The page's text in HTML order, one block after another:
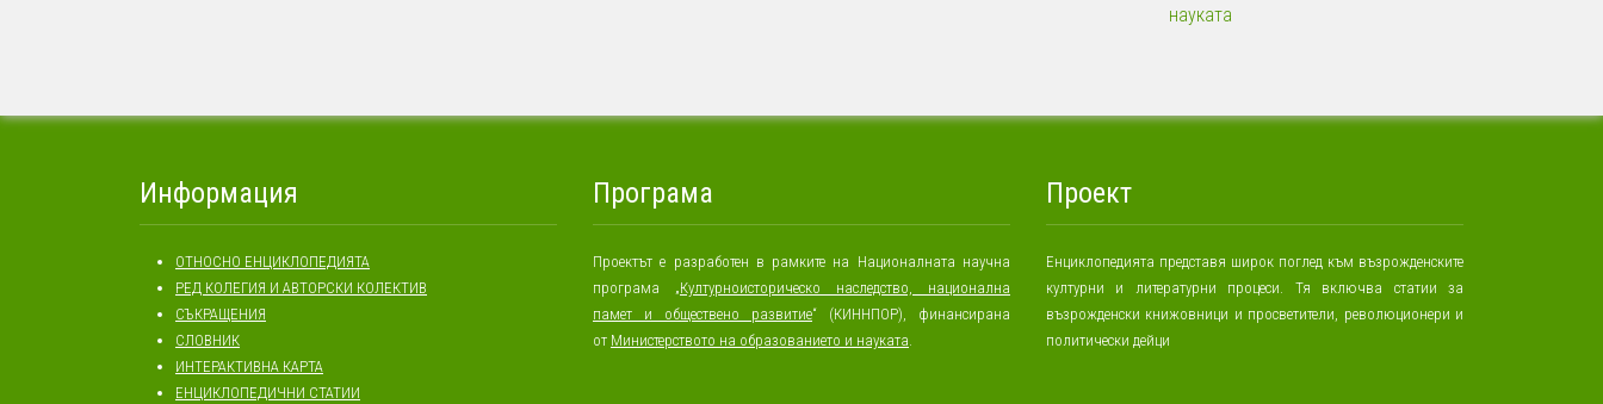
науката
Информация
ОТНОСНО ЕНЦИКЛОПЕДИЯТА
РЕД КОЛЕГИЯ И АВТОРСКИ КОЛЕКТИВ
СЪКРАЩЕНИЯ
СЛОВНИК
ИНТЕРАКТИВНА КАРТА
ЕНЦИКЛОПЕДИЧНИ СТАТИИ
Програма
Проектът е разработен в рамките на Националната научна
програма „Културноисторическо наследство, национална
памет и обществено развитие“ (КИННПОР), финансирана
от Министерството на образованието и науката
Проект
Енциклопедията представя широк поглед към възрожденските
културни и литературни процеси. Тя включва статии за
възрожденски книжовници и просветители, революционери и
политически дейци